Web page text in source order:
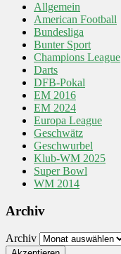
Allgemein
American Football
Bundesliga
Bunter Sport
Champions League
Darts
DFB-Pokal
EM 2016
EM 2024
Europa League
Geschwätz
Geschwurbel
Klub-WM 2025
Super Bowl
WM 2014
Archiv
Archiv